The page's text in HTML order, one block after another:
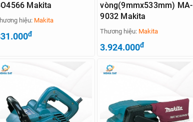
Makita
hiệu: Makita
đ
vòng(9mmx533mm) MA-
9032 Makita
Thương hiệu: Makita
3.924.000đ